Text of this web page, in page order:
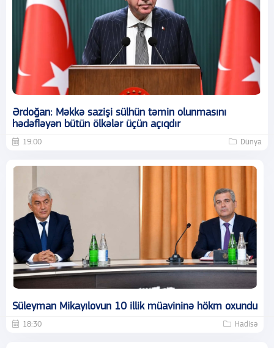
Ərdoğan: Məkkə sazişi sülhün təmin olunmasını
hədəfləyən bütün ölkələr üçün açıqdır
19:00 Dünya
Süleyman Mikayılovun 10 illik müavininə hökm oxundu
18:30 Hadisə